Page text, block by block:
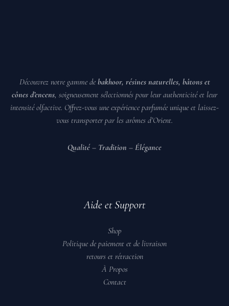
Découvrez notre gamme debakhoor, résines naturelles, bâtons et
cônes d’encens, soigneusement sélectionnés pour leur authenticité et leur
intensité olfactive. Offrez-vous une expérience parfumée unique et laissez-
vous transporter par les arômes d’Orient.
Qualité – Tradition – Élégance
Aide et Support
Shop
Politique de paiement et de livraison
retours et rétraction
À Propos
Contact